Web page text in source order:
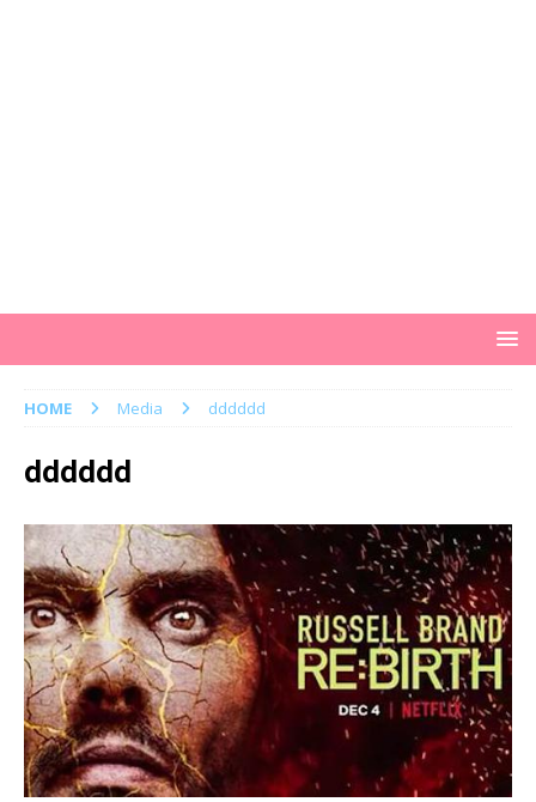
HOME Media dddddd
dddddd